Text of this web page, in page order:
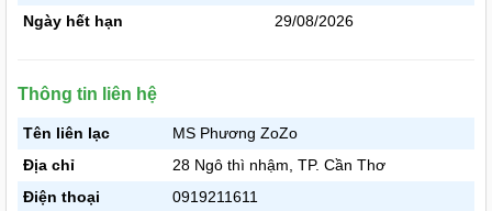
Ngày hết hạn
29/08/2026
Thông tin liên hệ
Tên liên lạc
MS Phương ZoZo
Địa chỉ
28 Ngô thì nhậm, TP. Cần Thơ
Điện thoại
0919211611